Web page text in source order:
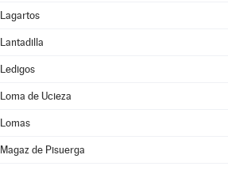
Lagartos
Lantadilla
Ledigos
Loma de Ucieza
Lomas
Magaz de Pisuerga